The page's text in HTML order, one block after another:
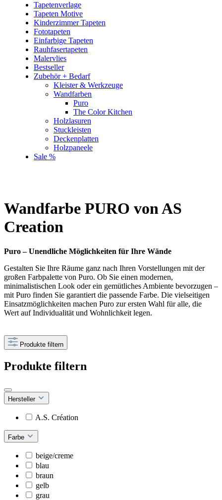
Tapetenverlage
Tapeten Motive
Kinderzimmer Tapeten
Fototapeten
Einfarbige Tapeten
Rauhfasertapeten
Malervlies
Bestseller
Zubehör + Bedarf
Kleister & Werkzeuge
Wandfarben
Puro
The Color Kitchen
Holzlasuren
Stuckleisten
Deckenplatten
Holzpaneele
Sale %
Wandfarbe PURO von AS
Creation
Puro – Unendliche Möglichkeiten für Ihre Wände
Gestalten Sie Ihre Räume ganz nach Ihren Vorstellungen mit der
großen Farbpalette von Puro. Ob Sie einen modernen,
minimalistischen Look oder ein gemütliches Ambiente bevorzugen –
mit Puro finden Sie garantiert die passende Farbe. Die vielseitigen
Einsatzmöglichkeiten machen Puro zur ersten Wahl für alle, die
Wert auf Individualität und Wohnlichkeit legen.
Produkte filtern
Produkte filtern
Hersteller
A.S. Création
Farbe
beige/creme
blau
braun
gelb
grau